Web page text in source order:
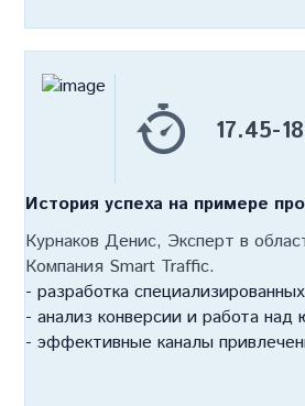
17.45-
История успеха на примере
Курнаков Денис, Эксперт в
Компания Smart Traffic.
- разработка
- анализ конверсии и работа над
- эффективные каналы